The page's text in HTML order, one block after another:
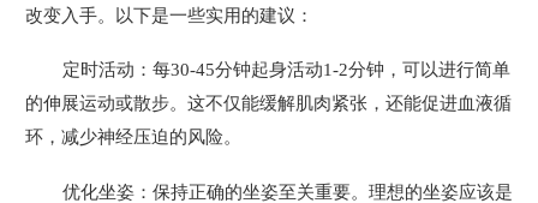
改变入手。以下是一些实用的建议：
定时活动：每30-45分钟起身活动1-2分钟，可以进行简单
的伸展运动或散步。这不仅能缓解肌肉紧张，还能促进血液循
环，减少神经压迫的风险。
优化坐姿：保持正确的坐姿至关重要。理想的坐姿应该是